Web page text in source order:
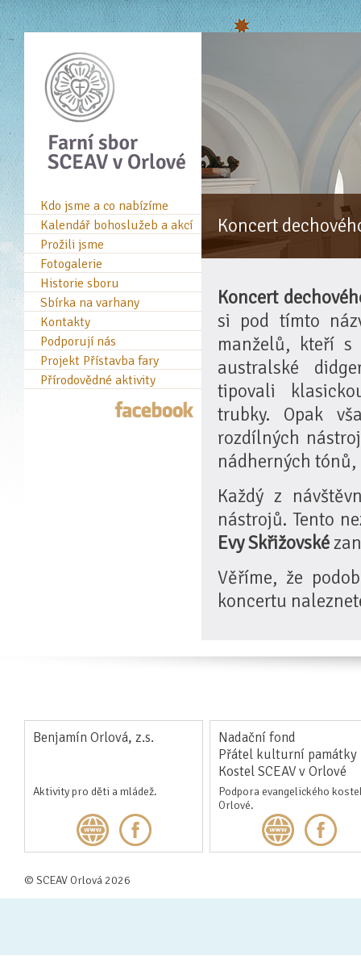
Kdo jsme a co nabízíme
Kalendář bohoslužeb a akcí
Prožili jsme
Fotogalerie
Historie sboru
Sbírka na varhany
Kontakty
Podporují nás
Projekt Přístavba fary
Přírodovědné aktivity
Koncert
Koncert
si pod tímto
manželů, kteří
australské
tipovali
trubky. Opak
rozdílných
nádherných
Každý z
nástrojů. Tento
Evy Skřižovské
Věříme, že
koncertu
Benjamín Orlová, z.s.
Aktivity pro děti a mládež.
Nadační fond
Přátel kulturní památky
Kostel SCEAV v Orlové
Podpora evangelického
Orlové.
© SCEAV Orlová 2026